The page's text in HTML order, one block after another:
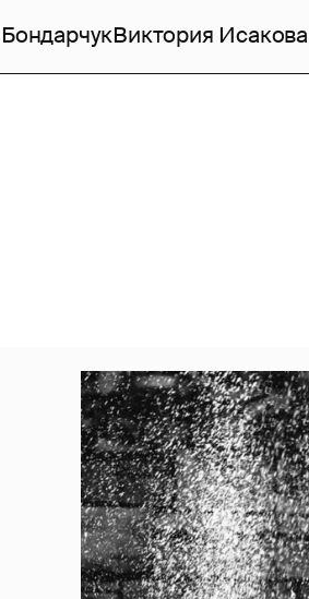
Виктория Исакова